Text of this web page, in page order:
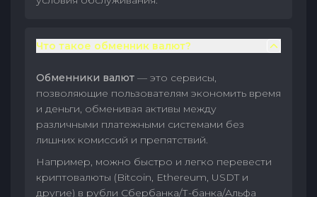
Что такое обменник валют?
Обменники валют — это сервисы,
позволяющие пользователям экономить время
и деньги, обменивая активы между
различными платежными системами без
лишних комиссий и препятствий.
Например, можно быстро и легко перевести
криптовалюты (Bitcoin, Ethereum, USDT и
другие) в рубли Сбербанка/Т-банка/Альфа